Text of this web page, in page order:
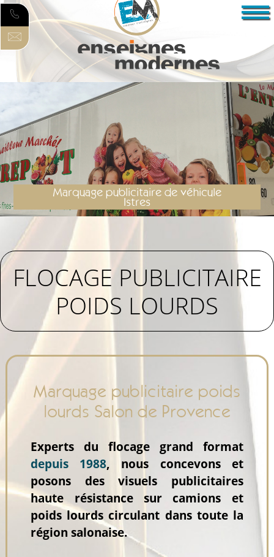
Marquage publicitaire de véhicule
Istres
FLOCAGE PUBLICITAIRE
POIDS LOURDS
Marquage publicitaire poids
lourds Salon de Provence
Experts du flocage grand format
depuis 1988, nous concevons et
posons des visuels publicitaires
haute résistance sur camions et
poids lourds circulant dans toute la
région salonaise.